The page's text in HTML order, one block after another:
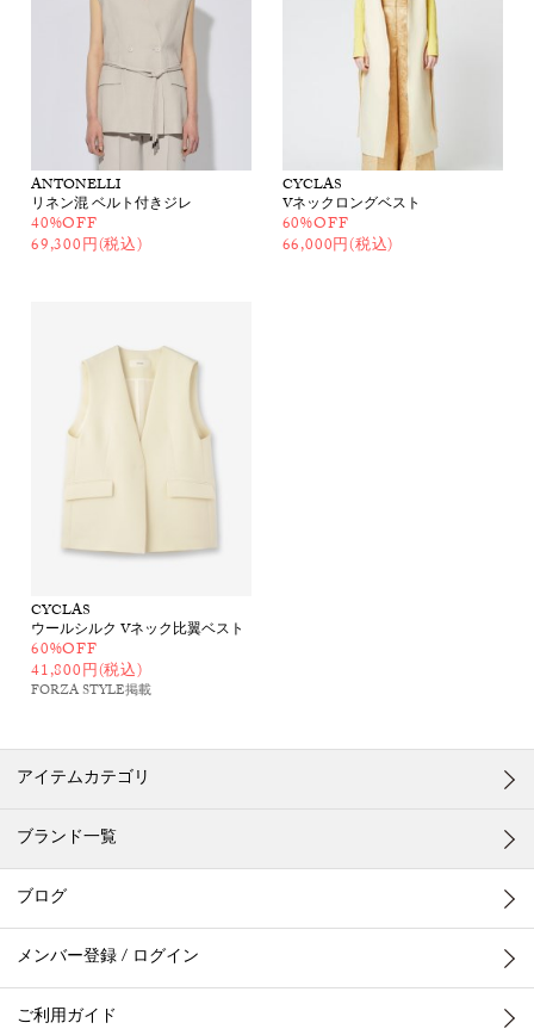
ANTONELLI
リネン混 ベルト付きジレ
40%OFF
69,300円(税込)
CYCLAS
Vネックロングベスト
60%OFF
66,000円(税込)
CYCLAS
ウールシルク Vネック比翼ベスト
60%OFF
41,800円(税込)
FORZA STYLE掲載
アイテムカテゴリ
ブランド一覧
ブログ
メンバー登録 / ログイン
ご利用ガイド